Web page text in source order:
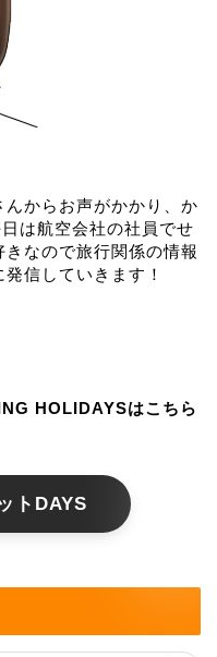
からお声がかかり、か
は航空会社の社員でせ
なので旅行関係の情報
信していきます！
HOLIDAYSはこちら
トDAYS